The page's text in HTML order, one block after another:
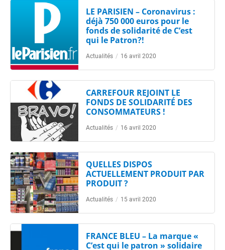
LE PARISIEN – Coronavirus :
déjà 750 000 euros pour le
fonds de solidarité de C’est
qui le Patron?!
Actualités / 16 avril 2020
CARREFOUR REJOINT LE
FONDS DE SOLIDARITÉ DES
CONSOMMATEURS !
Actualités / 16 avril 2020
QUELLES DISPOS
ACTUELLEMENT PRODUIT PAR
PRODUIT ?
Actualités / 15 avril 2020
FRANCE BLEU – La marque «
C’est qui le patron » solidaire